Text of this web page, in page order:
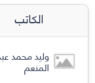
الكاتب
وليد محمد
المنعم